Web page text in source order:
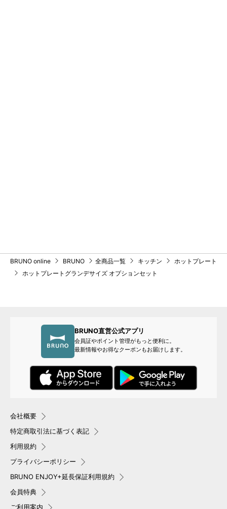
BRUNO online BRUNO 全商品一覧 キッチン
ホットプレート
ホットプレートグランデサイズ オプションセット
BRUNO直営公式アプリ
会員証やポイント管理がもっと便利に。
最新情報やお得なクーポンもお届けします。
会社概要
特定商取引法に基づく表記
利用規約
プライバシーポリシー
BRUNO ENJOY+延長保証利用規約
会員特典
ご利用案内